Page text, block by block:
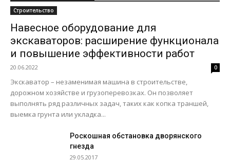
Строительство
Навесное оборудование для
экскаваторов: расширение функционала
и повышение эффективности работ
20.06.2022 0
Экскаватор – незаменимая машина в строительстве,
дорожном хозяйстве и грузоперевозках. Он позволяет
выполнять ряд различных задач, таких как копка траншей,
выемка грунта или укладка...
Роскошная обстановка дворянского
гнезда
29.05.2017